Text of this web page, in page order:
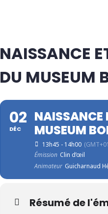
NAISSANCE
DU MUSEUM
02
DÉC
NAISSANCE
MUSEUM
13h45 - 14h00
Émission Clin d’œil
Animateur Guicharnaud
Résumé de